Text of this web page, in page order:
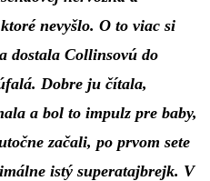
nevyšlo. O to viac si
dostala Collinsovú do
Dobre ju čítala,
a bol to impulz pre baby,
začali, po prvom sete
istý superatajbrejk. V